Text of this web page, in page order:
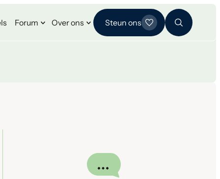
Forum Over ons Steun ons